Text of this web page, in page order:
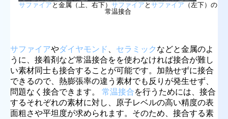
サファイア と金属（上、右下） サファイア と サファイア （左下）の
常温接合
サファイアやダイヤモンド セラミック などと金属のよ
うに、接着剤など常温接合をを使わなければ接合が難し
い素材同士も接合することが可能です。加熱せずに接合
できるので、熱膨張率の違う素材でも反りが発生せず、
問題なく接合できます。 常温接合を行うためには、接合
するそれぞれの素材に対し、原子レベルの高い精度の表
面粗さや平坦度が求められます。そのため、接合する素